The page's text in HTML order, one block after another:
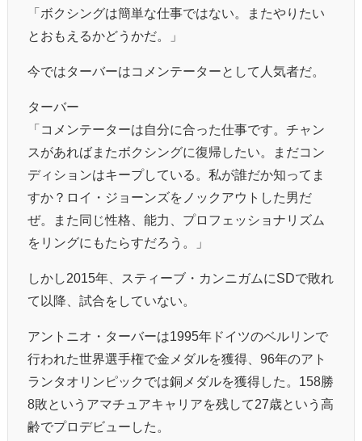
「ボクシングは簡単な仕事ではない。またやりたい
とおもえるかどうかだ。」
今ではターバーはコメンテーターとして人気者だ。
ターバー
「コメンテーターは自分に合った仕事です。チャン
スがあればまたボクシングに復帰したい。まだコン
ディションはキープしている。私が誰だか知ってま
すか？ロイ・ジョーンズをノックアウトした男だ
ぜ。また同じ性格、能力、プロフェッショナリズム
をリングにもたらすだろう。」
しかし2015年、スティーブ・カンニガムにSDで敗れ
て以降、試合をしていない。
アントニオ・ターバーは1995年ドイツのベルリンで
行われた世界選手権で金メダルを獲得、96年のアト
ランタオリンピックでは銅メダルを獲得した。158勝
8敗というアマチュアキャリアを残して27歳という高
齢でプロデビューした。